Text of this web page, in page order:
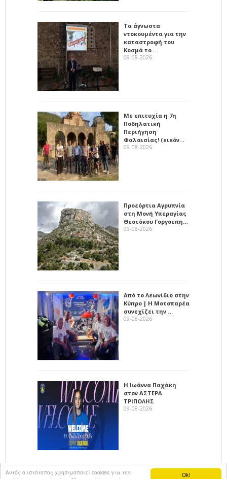
Ok!
Αυτός ο ιστότοπος χρησιμοποιεί cookies για την
Τα άγνωστα
ντοκουμέντα για την
καταστροφή του
Κοσμά το …
09-08-2026
Με επιτυχία η 7η
Ποδηλατική
Περιήγηση
Φαλαισίας! (εικόν…
09-08-2026
Προεόρτια Αγρυπνία
στη Μονή Υπεραγίας
Θεοτόκου Γοργοεπη…
09-08-2026
Από το Λεωνίδιο στην
Κύπρο | Η Μοτοπαρέα
συνεχίζει την …
09-08-2026
Η Ιωάννα Παχάκη
στον ΑΣΤΕΡΑ
ΤΡΙΠΟΛΗΣ
09-08-2026